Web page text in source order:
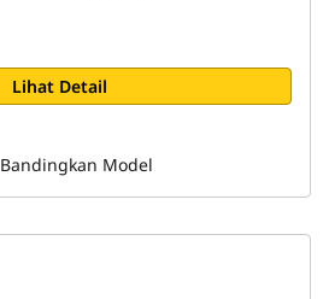
Lihat Detail
Bandingkan Model